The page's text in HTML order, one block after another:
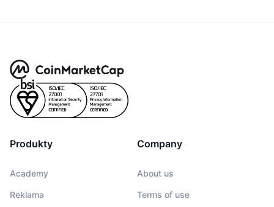
Produkty
Academy
Reklama
Company
About us
Terms of use